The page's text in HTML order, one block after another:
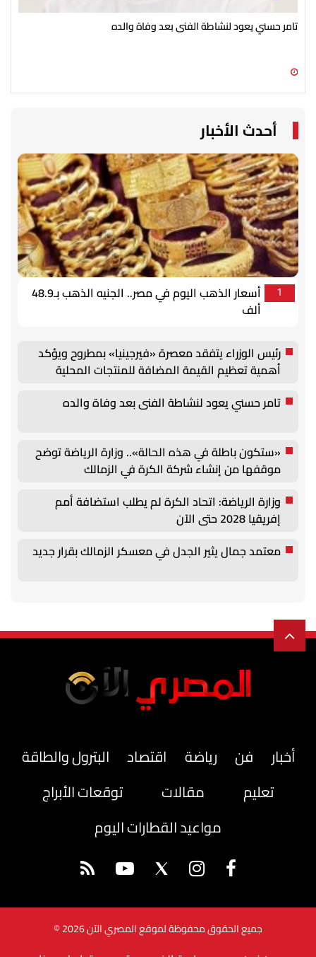
تامر حسني يعود لنشاطة الفنى بعد وفاة والده
أحدث الأخبار
1
أسعار الذهب اليوم في مصر.. الجنيه الذهب بـ48.9
ألف
رئيس الوزراء يتفقد معصرة «فيرجينيا» بمطروح ويؤكد
أهمية تعظيم القيمة المضافة للمنتجات المحلية
تامر حسني يعود لنشاطة الفنى بعد وفاة والده
«ستكون باطلة في هذه الحالة».. وزارة الرياضة توضح
موقفها من إنشاء شركة الكرة في الزمالك
وزارة الرياضة: اتحاد الكرة لم يطلب استضافة أمم
إفريقيا 2028 حتى الآن
معتمد جمال يثير الجدل في معسكر الزمالك بقرار جديد
أخبار فن رياضة اقتصاد
البترول والطاقة
تعليم
مقالات
توقعات الأبراج
مواعيد القطارات اليوم
جميع الحقوق محفوظة لموقع المصري الآن 2026 ©